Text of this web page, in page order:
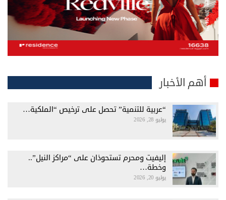
أهم الأخبار
“عربية للتنمية” تحصل على ترخيص “الملكية…
يوليو 28, 2026
إليفيت ومحرم تستحوذان على “مراكز النيل”..
وخطة…
يوليو 20, 2026